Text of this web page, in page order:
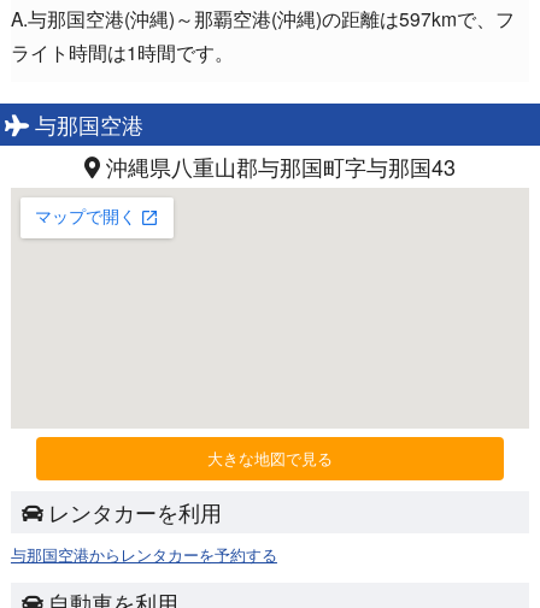
A.与那国空港(沖縄)～那覇空港(沖縄)の距離は597kmで、フ
ライト時間は1時間です。
与那国空港
沖縄県八重山郡与那国町字与那国43
大きな地図で見る
レンタカーを利用
与那国空港からレンタカーを予約する